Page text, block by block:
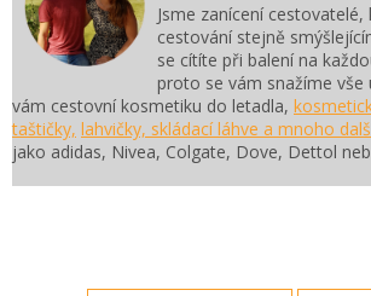
Jsme zanícení
cestování stejně
se cítíte při balení na
proto se vám snažíme vše
vám cestovní kosmetiku do letadla,
taštičky, lahvičky, skládací láhve a mnoho
jako adidas, Nivea, Colgate, Dove, Dettol